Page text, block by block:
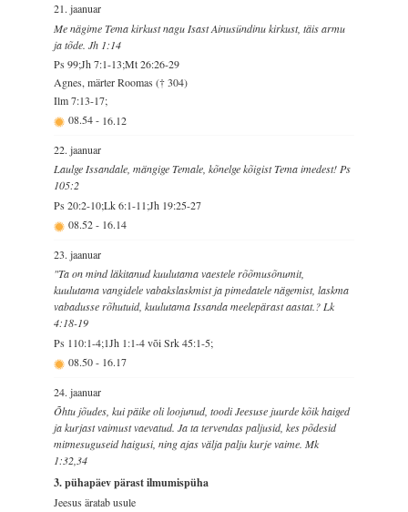
21. jaanuar
Me nägime Tema kirkust nagu Isast Ainusündinu kirkust, täis armu
ja tõde. Jh 1:14
Ps 99;Jh 7:1-13;Mt 26:26-29
Agnes, märter Roomas († 304)
Ilm 7:13-17;
08.54- 16.12
22. jaanuar
Laulge Issandale, mängige Temale, kõnelge kõigist Tema imedest! Ps
105:2
Ps 20:2-10;Lk 6:1-11;Jh 19:25-27
08.52- 16.14
23. jaanuar
"Ta on mind läkitanud kuulutama vaestele rõõmusõnumit,
kuulutama vangidele vabakslaskmist ja pimedatele nägemist, laskma
vabadusse rõhutuid, kuulutama Issanda meelepärast aastat.? Lk
4:18-19
Ps 110:1-4;1Jh 1:1-4 või Srk 45:1-5;
08.50- 16.17
24. jaanuar
Õhtu jõudes, kui päike oli loojunud, toodi Jeesuse juurde kõik haiged
ja kurjast vaimust vaevatud. Ja ta tervendas paljusid, kes põdesid
mitmesuguseid haigusi, ning ajas välja palju kurje vaime. Mk
1:32,34
3. pühapäev pärast ilmumispüha
Jeesus äratab usule